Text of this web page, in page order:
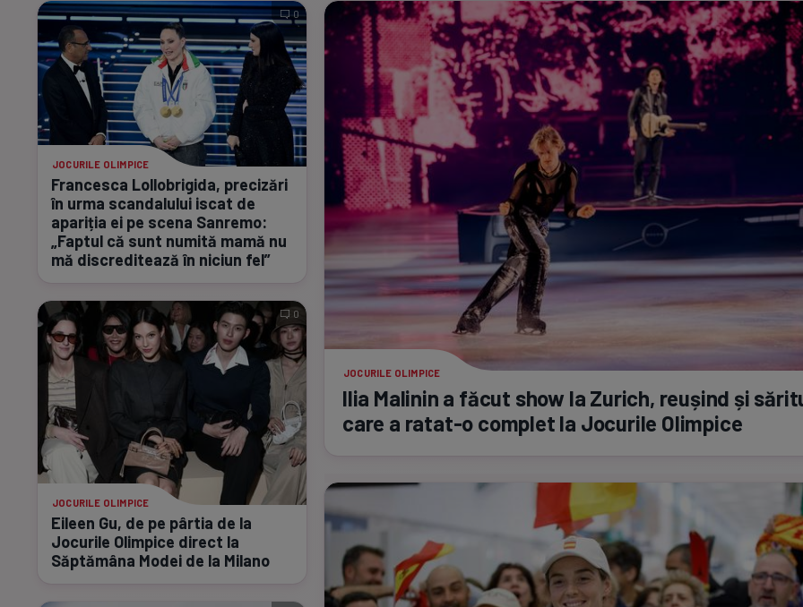
JOCURILE OLIMPICE
Francesca Lollobrigida, precizări
în urma scandalului iscat de
apariția ei pe scena Sanremo:
„Faptul că sunt numită mamă nu
mă discreditează în niciun fel”
0
JOCURILE OLIMPICE
Eileen Gu, de pe pârtia de la
Jocurile Olimpice direct la
Săptămâna Modei de la Milano
0
JOCURILE OLIMPICE
Ilia Malinin a făcut show la Zurich, reușind și
care a ratat-o complet la Jocurile Olimpice